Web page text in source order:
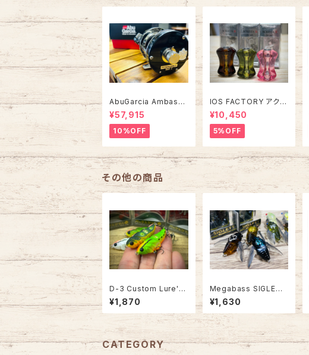
AbuGarcia Ambassa
deur 5500C/5501C F
ACTORY TUNED ア
ンバサダー ファクトリー
チューン
¥57,915
10%OFF
IOS FACTORY アクリ
スタII【タイプA】
¥10,450
5%OFF
その他の商品
D-3 Custom Lure's
バッタえびせんmp【20
25マット塗装Ver.】
¥1,870
Megabass SIGLETT
シグレ
¥1,630
CATEGORY